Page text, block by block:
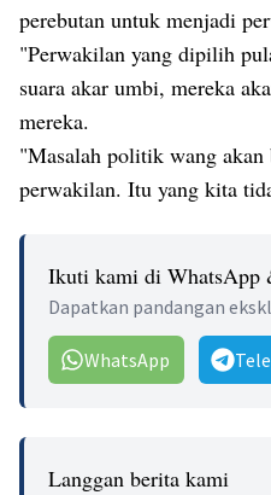
perebutan untuk menjadi
"Perwakilan yang dipilih
suara akar umbi, mereka
mereka.
"Masalah politik wang akan
perwakilan. Itu yang kita
Ikuti kami di WhatsApp
Dapatkan pandangan
WhatsApp
Langgan berita kami